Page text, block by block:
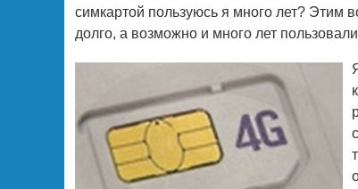
симкартой пользуюсь я много лет? Этим
долго, а возможно и много лет